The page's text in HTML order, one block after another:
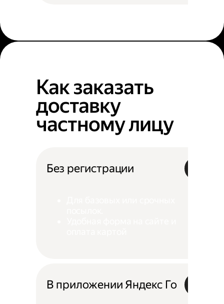
Как заказать
доставку
частному лицу
Без регистрации
В приложении Яндекс Го